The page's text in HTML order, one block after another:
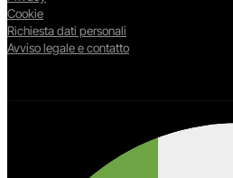
Cookie
Richiesta dati personali
Avviso legale e contatto